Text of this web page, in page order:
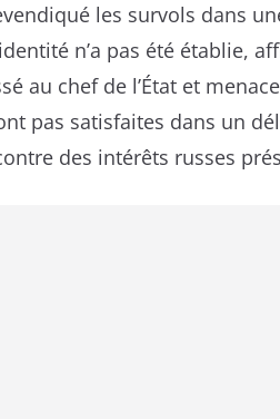
les survols dans
n’a pas été établie,
au chef de l’État et
pas satisfaites dans un
des intérêts russes